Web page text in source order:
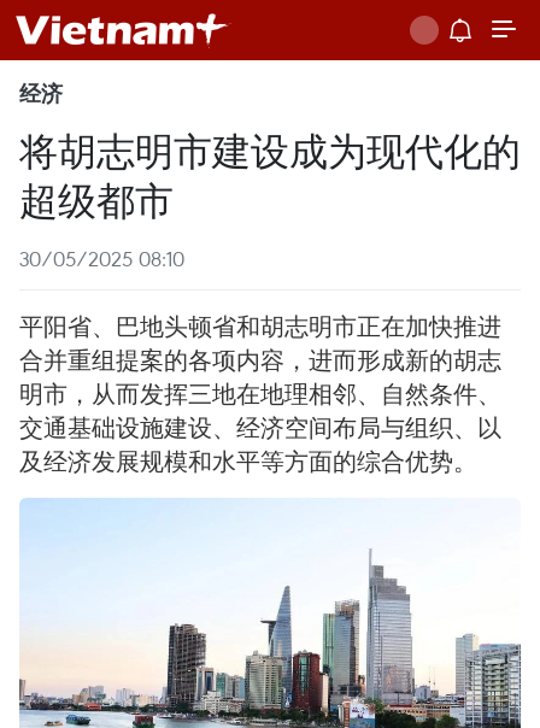
经济
将胡志明市建设成为现代化的
超级都市
30/05/2025 08:10
平阳省、巴地头顿省和胡志明市正在加快推进
合并重组提案的各项内容，进而形成新的胡志
明市，从而发挥三地在地理相邻、自然条件、
交通基础设施建设、经济空间布局与组织、以
及经济发展规模和水平等方面的综合优势。